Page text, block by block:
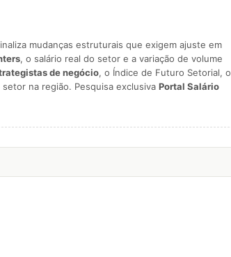
mudanças estruturais que exigem ajuste em
, o salário real do setor e a variação de volume
de negócio, o Índice de Futuro Setorial, o
na região. Pesquisa exclusiva Portal Salário